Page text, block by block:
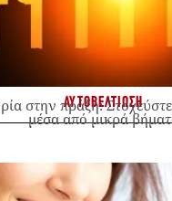
ΑΥΤΟΒΕΛΤΙΩΣΗ
στην πράξη:
μέσα από μικρά